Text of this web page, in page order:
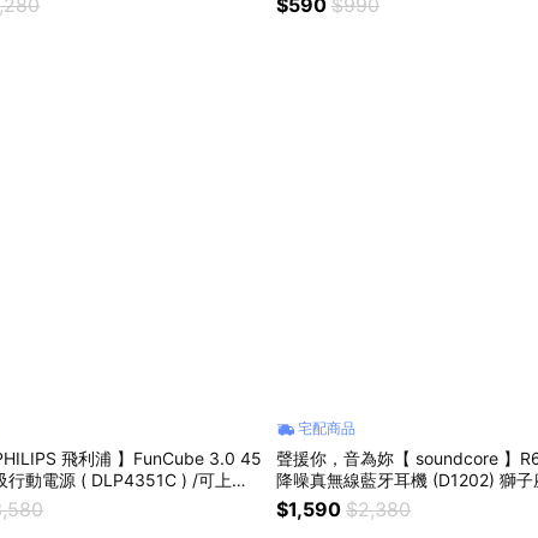
飲
節/情人節
飛利浦 】FunCube 3.0 45
電源 ( DLP4351C ) /可上飛
外運動/無線充電/3C 周邊
宅配商品
聲援你，音為妳【 soundcore 】
降噪真無線藍牙耳機 (D1202) 獅子
日/生日禮物/清晰通話/輕巧實用/舒
友/送男友
$1,590 $2,380